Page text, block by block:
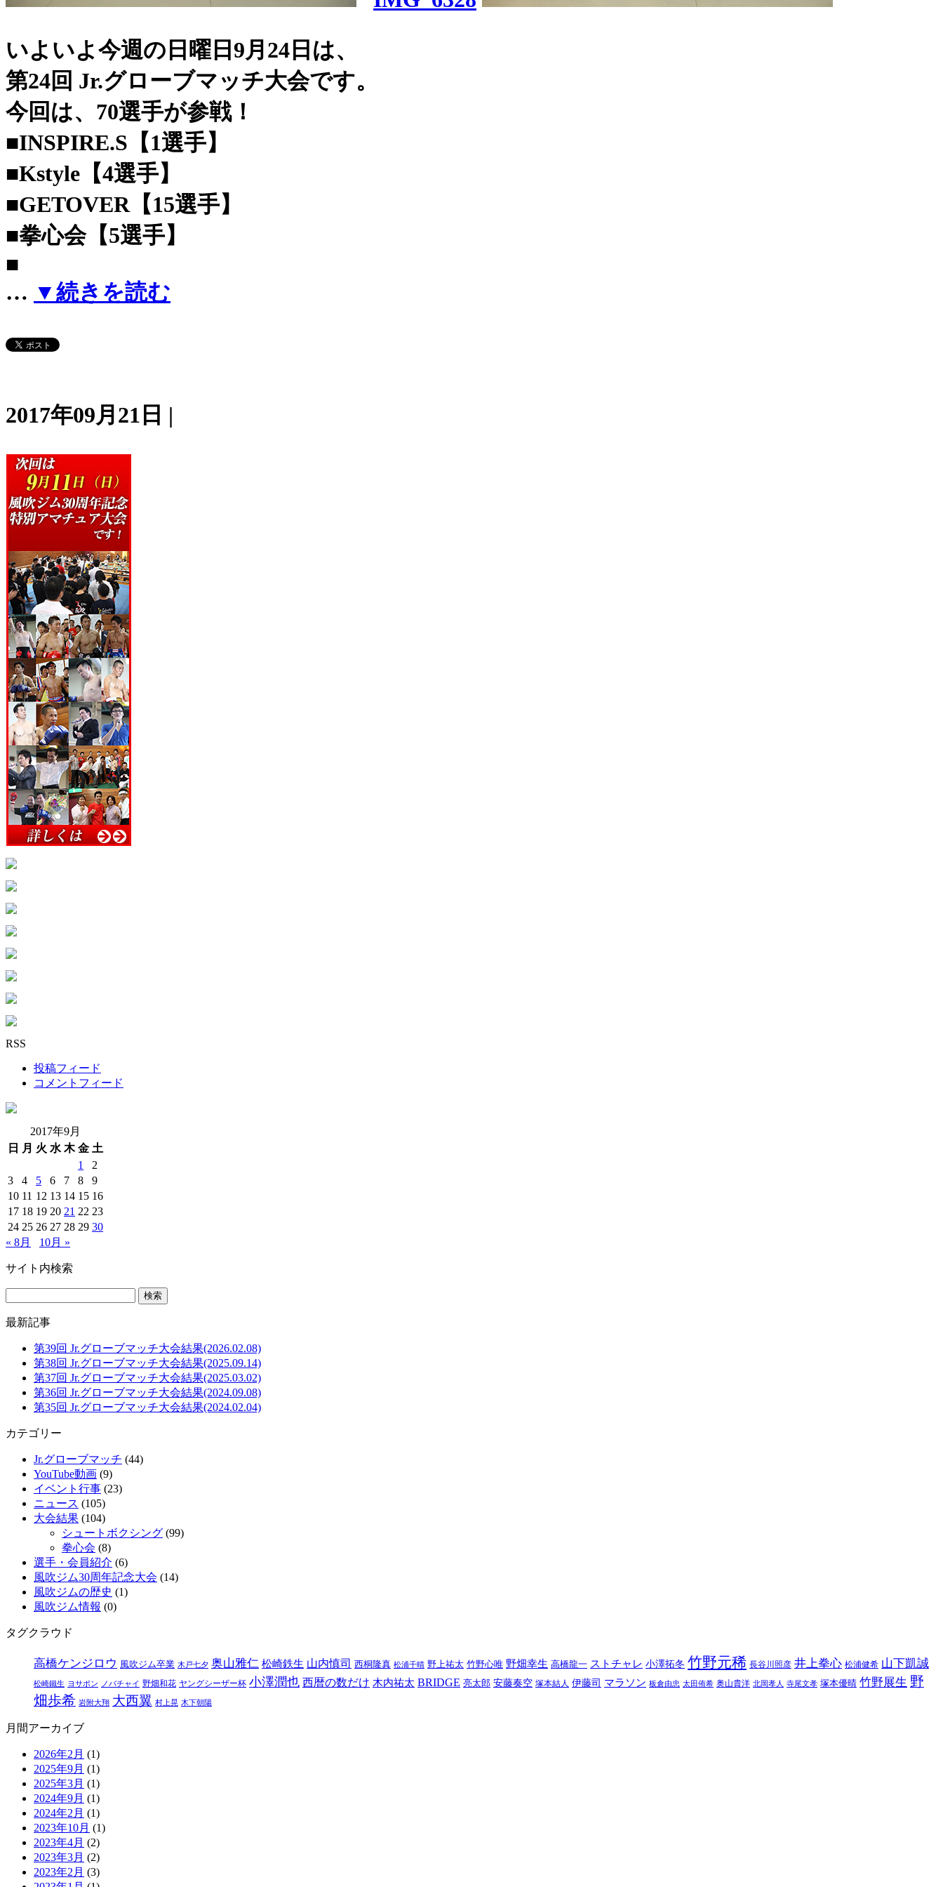
いよいよ今週の日曜日9月24日は、
第24回 Jr.グローブマッチ大会です。
今回は、70選手が参戦！
■INSPIRE.S【1選手】
■Kstyle【4選手】
■GETOVER【15選手】
■拳心会【5選手】
■
… ▼続きを読む
2017年09月21日 |
RSS
投稿フィード
コメントフィード
2017年9月
日
月 火 水 木 金 土
1
2
3
4 5 6 7 8
9
10 11 12 13 14 15 16
17 18 19 20 21 22 23
24 25 26 27 28 29 30
« 8月
10月 »
サイト内検索
最新記事
第39回 Jr.グローブマッチ大会結果(2026.02.08)
第38回 Jr.グローブマッチ大会結果(2025.09.14)
第37回 Jr.グローブマッチ大会結果(2025.03.02)
第36回 Jr.グローブマッチ大会結果(2024.09.08)
第35回 Jr.グローブマッチ大会結果(2024.02.04)
カテゴリー
Jr.グローブマッチ (44)
YouTube動画 (9)
イベント行事 (23)
ニュース (105)
大会結果 (104)
シュートボクシング (99)
拳心会 (8)
選手・会員紹介 (6)
風吹ジム30周年記念大会 (14)
風吹ジムの歴史 (1)
風吹ジム情報 (0)
タグクラウド
高橋ケンジロウ 風吹ジム卒業 木戸七夕 奥山雅仁 松崎鉄生 山内慎司 西桐隆真 松浦千晴 野上祐太 竹野心唯 野畑幸生 高橋龍一 ストチャレ 小澤拓冬 竹野元稀 長谷川照彦 井上拳心 松浦健希 山下凱誠
松崎鐵生 ヨサポン ノバチャイ 野畑和花 ヤングシーザー杯 小澤潤也 西暦の数だけ 木内祐太 BRIDGE 亮太郎 安藤奏空 塚本結人 伊藤司 マラソン 板倉由忠 太田侑希 奥山貴洋 北岡孝人 寺尾文孝 塚本優晴 竹野展生 野
畑歩希 岩附大翔 大西翼 村上晃 木下朝陽
月間アーカイブ
2026年2月 (1)
2025年9月 (1)
2025年3月 (1)
2024年9月 (1)
2024年2月 (1)
2023年10月 (1)
2023年4月 (2)
2023年3月 (2)
2023年2月 (3)